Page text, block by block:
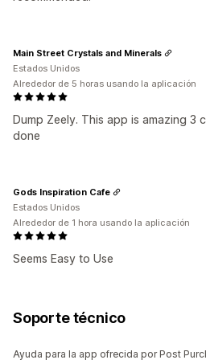
Dump Zeely. This app is amazing 3
done
Main Street Crystals and Minerals
Estados Unidos
Alrededor de 5 horas usando la aplicación
Seems Easy to Use
Gods Inspiration Cafe
Estados Unidos
Alrededor de 1 hora usando la aplicación
Soporte técnico
Ayuda para la app ofrecida por Post